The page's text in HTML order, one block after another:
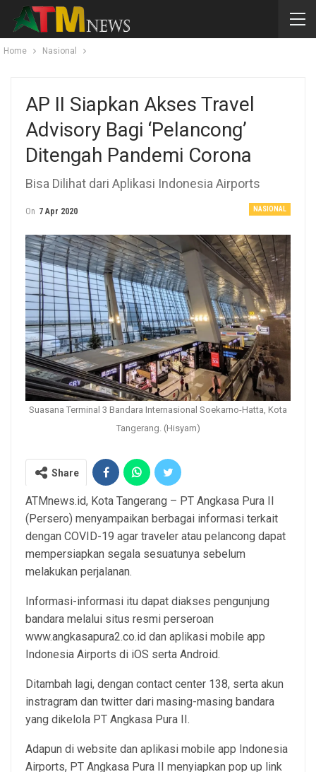
Home Nasional
AP II Siapkan Akses Travel
Advisory Bagi ‘Pelancong’
Ditengah Pandemi Corona
Bisa Dilihat dari Aplikasi Indonesia Airports
NASIONAL
On 7 Apr 2020
Suasana Terminal 3 Bandara Internasional Soekarno-Hatta, Kota
Tangerang. (Hisyam)
Share
ATMnews.id, Kota Tangerang – PT Angkasa Pura II
(Persero) menyampaikan berbagai informasi terkait
dengan COVID-19 agar traveler atau pelancong dapat
mempersiapkan segala sesuatunya sebelum
melakukan perjalanan.
Informasi-informasi itu dapat diakses pengunjung
bandara melalui situs resmi perseroan
www.angkasapura2.co.id dan aplikasi mobile app
Indonesia Airports di iOS serta Android.
Ditambah lagi, dengan contact center 138, serta akun
instragram dan twitter dari masing-masing bandara
yang dikelola PT Angkasa Pura II.
Adapun di website dan aplikasi mobile app Indonesia
Airports, PT Angkasa Pura II menyiapkan pop up link